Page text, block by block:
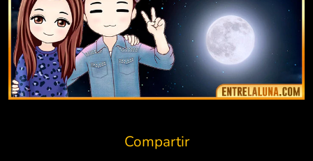
Compartir